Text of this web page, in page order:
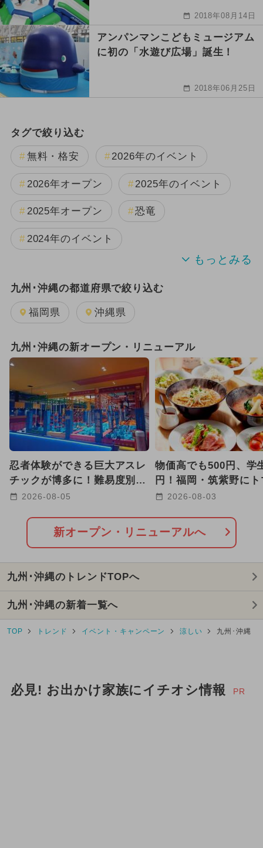
2018年08月14日
アンパンマンこどもミュージアム
に初の「水遊び広場」誕生！
2018年06月25日
タグで絞り込む
無料・格安 2026年のイベント
2026年オープン 2025年のイベント
2025年オープン 恐竜
2024年のイベント
夏休み キャラクター
2025年11月のイベント
2026年1月のイベント
2025年8月のイベント 雨の日OK
2025年3月のイベント
2025年7月のイベント
2025年10月のイベント
2026年8月のイベント
2025年1月のイベント
2025年2月のイベント
2024年8月のイベント
2026年7月のイベント
九州･沖縄の都道府県で絞り込む
福岡県 沖縄県
九州･沖縄の新オープン・リニューアル
忍者体験ができる巨大アスレ
チックが博多に！難易度別コ
ースで子供も大人も本気で挑
2026-08-05
物価高でも500円、学
円！福岡・筑紫野に
ーメン三味が9号店オ
2026-08-03
新オープン・リニューアルへ
九州･沖縄のトレンドTOPへ
九州･沖縄の新着一覧へ
TOP トレンド イベント・キャンペーン 涼しい 九州･沖縄
必見! お出かけ家族にイチオシ情報 PR